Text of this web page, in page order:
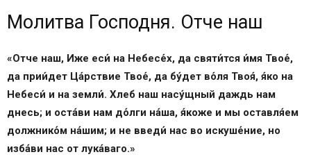
Молитва Господня. Отче наш
«Отче наш, Иже еси́ на Небе­се́х, да святи́тся и́мя Твое́,
да прии́дет Ца́рствие Твое́, да бу́дет во́ля Твоя́, я́ко на
Небеси́ и на земли́. Хлеб наш насу́щный даждь нам
днесь; и оста́ви нам до́лги на́ша, я́коже и мы ос­тавля́ем
должнико́м на́шим; и не введи́ нас во искуше́ние, но
изба́ви нас от лука́ваго.»